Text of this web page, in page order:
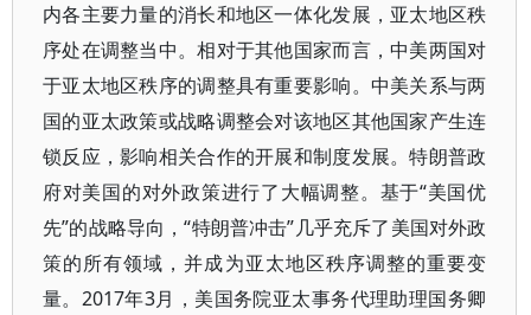
内各主要力量的消长和地区一体化发展，亚太地区秩
序处在调整当中。相对于其他国家而言，中美两国对
于亚太地区秩序的调整具有重要影响。中美关系与两
国的亚太政策或战略调整会对该地区其他国家产生连
锁反应，影响相关合作的开展和制度发展。特朗普政
府对美国的对外政策进行了大幅调整。基于“美国优
先”的战略导向，“特朗普冲击”几乎充斥了美国对外政
策的所有领域，并成为亚太地区秩序调整的重要变
量。2017年3月，美国务院亚太事务代理助理国务卿